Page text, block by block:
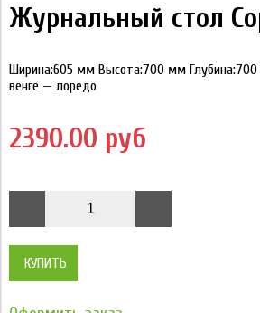
Журнальный стол
Ширина:605 мм Высота:700 мм Глубина:700
венге — лоредо
2390.00 руб
КУПИТЬ